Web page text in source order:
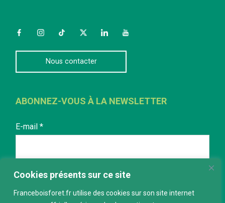
Cookies présents sur ce site
Franceboisforet.fr utilise des cookies sur son site internet
FacebookInstagramTikTokTwitterLinkedInYouTube
Nous contacter
ABONNEZ-VOUS À LA NEWSLETTER
E-mail *